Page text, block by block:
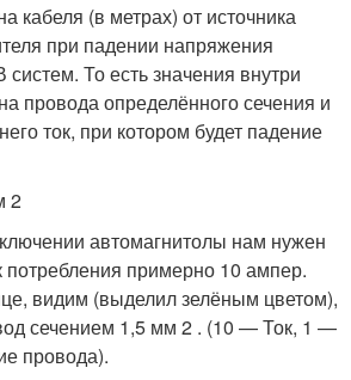
кабеля (в метрах) от источника
при падении напряжения
То есть значения внутри
провода определённого сечения и
ток, при котором будет падение
2
автомагнитолы нам нужен
потребления примерно 10 ампер.
видим (выделил зелёным цветом),
сечением 1,5 мм 2 . (10 — Ток, 1 —
провода).